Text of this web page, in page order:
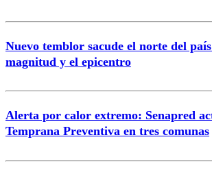
Nuevo temblor sacude el norte del
magnitud y el epicentro
Alerta por calor extremo: Senapred
Temprana Preventiva en tres comunas